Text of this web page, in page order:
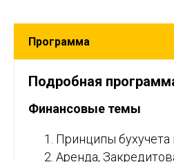
Подробная
Финансовые темы
Принципы
Аренда,